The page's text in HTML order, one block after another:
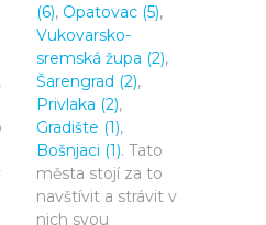
,
(6), Opatovac (5),
Vukovarsko-
sremská župa (2),
Šarengrad (2),
Privlaka (2),
Gradište (1),
Bošnjaci (1). Tato
města stojí za to
navštívit a strávit v
nich svou